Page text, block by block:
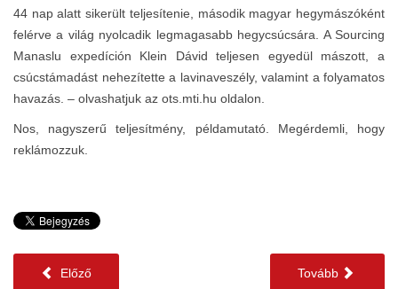
44 nap alatt sikerült teljesítenie, második magyar hegymászóként
felérve a világ nyolcadik legmagasabb hegycsúcsára. A Sourcing
Manaslu expedíción Klein Dávid teljesen egyedül mászott, a
csúcstámadást nehezítette a lavinaveszély, valamint a folyamatos
havazás. – olvashatjuk az ots.mti.hu oldalon.
Nos, nagyszerű teljesítmény, példamutató. Megérdemli, hogy
reklámozzuk.
Előző Tovább